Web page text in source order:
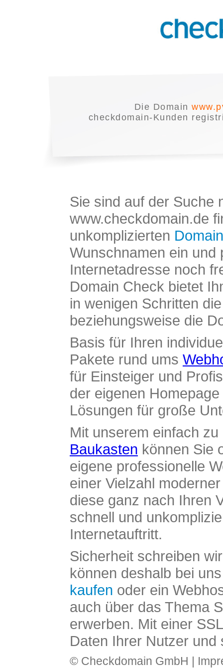
Die Domain
checkdomain-Kunden
Sie sind auf der Suche
www.checkdomain.de
unkomplizierten
Wunschnamen ein und
Internetadresse noch
Domain Check bietet
in wenigen Schritten
beziehungsweise die
Basis für Ihren
Pakete rund ums
für Einsteiger und
der eigenen
Lösungen für große
Mit unserem einfach
Baukasten können Sie
eigene professionelle
einer Vielzahl
diese ganz nach Ihren
schnell und
Internetauftritt.
Sicherheit schreiben
können deshalb bei
kaufen oder ein
auch über das Thema
erwerben. Mit einer
Daten Ihrer Nutzer und
© Checkdomain GmbH |